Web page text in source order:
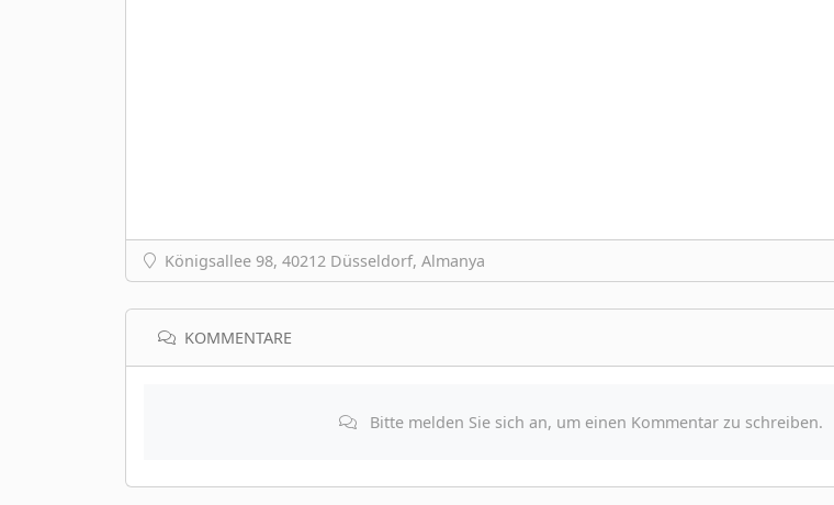
Königsallee 98, 40212 Düsseldorf, Almanya
KOMMENTARE
Bitte melden Sie sich an, um einen Kommentar zu schreiben.